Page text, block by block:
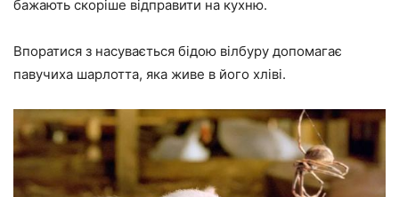
бажають скоріше відправити на кухню.
Впоратися з насувається бідою вілбуру допомагає
павучиха шарлотта, яка живе в його хліві.